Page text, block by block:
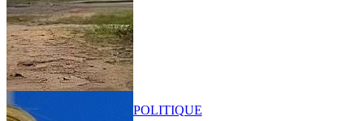
POLITIQUE